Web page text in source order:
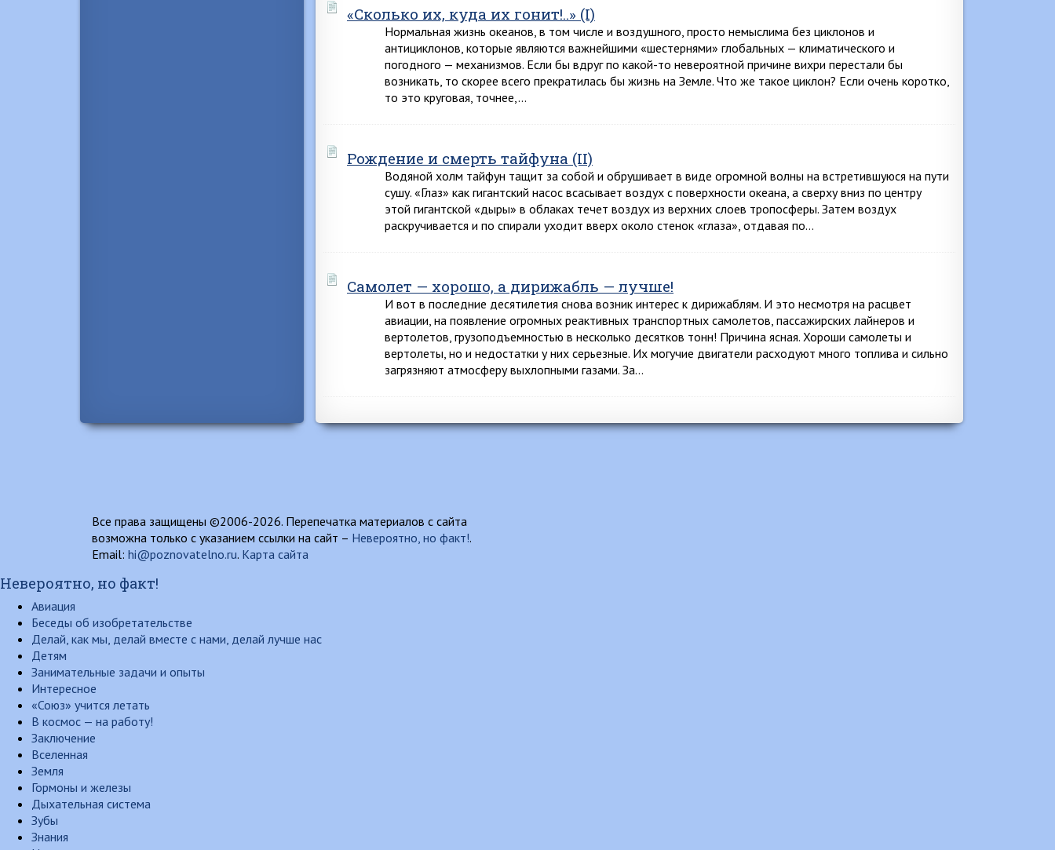
«Сколько их, куда их гонит!..» (I)
Нормальная жизнь океанов, в том числе и воздушного, просто немыслима без циклонов и
антициклонов, которые являются важнейшими «шестернями» глобальных — климатического и
погодного — механизмов. Если бы вдруг по какой-то невероятной причине вихри перестали бы
возникать, то скорее всего прекратилась бы жизнь на Земле. Что же такое циклон? Если очень коротко,
то это круговая, точнее,…
Рождение и смерть тайфуна (II)
Водяной холм тайфун тащит за собой и обрушивает в виде огромной волны на встретившуюся на пути
сушу. «Глаз» как гигантский насос всасывает воздух с поверхности океана, а сверху вниз по центру
этой гигантской «дыры» в облаках течет воздух из верхних слоев тропосферы. Затем воздух
раскручивается и по спирали уходит вверх около стенок «глаза», отдавая по…
Самолет — хорошо, а дирижабль — лучше!
И вот в последние десятилетия снова возник интерес к дирижаблям. И это несмотря на расцвет
авиации, на появление огромных реактивных транспортных самолетов, пассажирских лайнеров и
вертолетов, грузоподъемностью в несколько десятков тонн! Причина ясная. Хороши самолеты и
вертолеты, но и недостатки у них серьезные. Их могучие двигатели расходуют много топлива и сильно
загрязняют атмосферу выхлопными газами. За…
Все права защищены ©2006-2026. Перепечатка материалов с сайта
возможна только с указанием ссылки на сайт – Невероятно, но факт!.
Email: hi@poznovatelno.ru. Карта сайта
Невероятно, но факт!
Авиация
Беседы об изобретательстве
Делай, как мы, делай вместе с нами, делай лучше нас
Детям
Занимательные задачи и опыты
Интересное
«Союз» учится летать
В космос — на работу!
Заключение
Вселенная
Земля
Гормоны и железы
Дыхательная система
Зубы
Знания